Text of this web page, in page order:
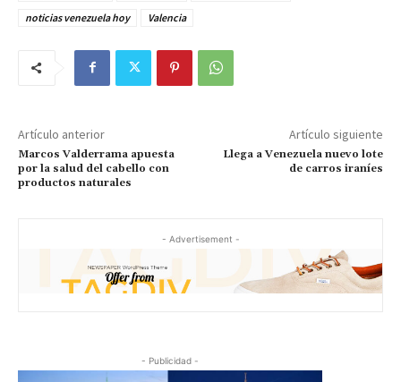
noticias venezuela hoy
Valencia
Artículo anterior
Marcos Valderrama apuesta
por la salud del cabello con
productos naturales
Artículo siguiente
Llega a Venezuela nuevo lote
de carros iraníes
- Advertisement -
- Publicidad -